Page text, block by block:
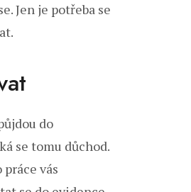
Jen je potřeba se
do
se tomu důchod.
vás